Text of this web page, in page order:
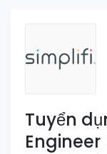
Tuyển